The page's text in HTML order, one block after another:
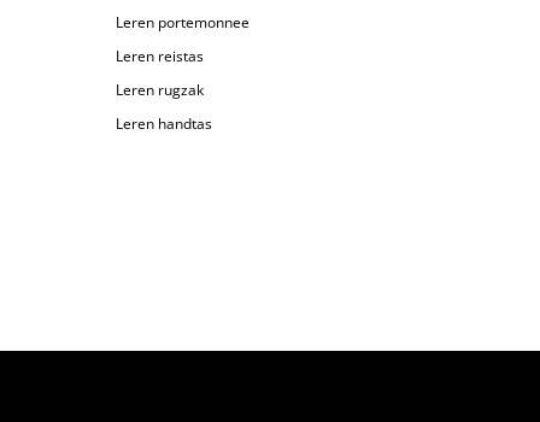
Leren portemonnee
Leren reistas
Leren rugzak
Leren handtas